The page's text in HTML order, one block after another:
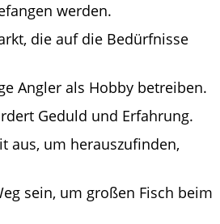
werden.
die auf die Bedürfnisse
Angler als Hobby betreiben.
Geduld und Erfahrung.
aus, um herauszufinden,
sein, um großen Fisch beim